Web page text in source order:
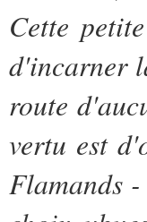
Cette
d'incarner
route
vertu est
Flamands